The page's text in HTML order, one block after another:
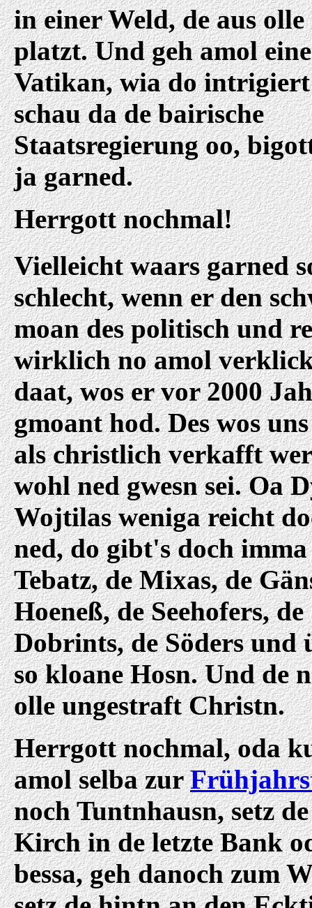
in einer Weld, de aus
platzt. Und geh amol
Vatikan, wia do
schau da de bairische
Staatsregierung oo,
ja garned.
Herrgott nochmal!
Vielleicht waars garned
schlecht, wenn er den
moan des politisch und
wirklich no amol
daat, wos er vor 2000
gmoant hod. Des wos
als christlich verkafft
wohl ned gwesn sei. Oa
Wojtilas weniga reicht
ned, do gibt's doch imma
Tebatz, de Mixas, de
Hoeneß, de Seehofers, de
Dobrints, de Söders und
so kloane Hosn. Und de
olle ungestraft Christn.
Herrgott nochmal, oda
amol selba zur
noch Tuntnhausn, setz
Kirch in de letzte Bank
bessa, geh danoch zum